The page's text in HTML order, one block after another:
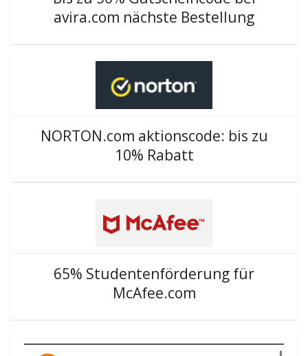
avira.com nächste Bestellung
NORTON.com aktionscode: bis zu
10% Rabatt
65% Studentenförderung für
McAfee.com